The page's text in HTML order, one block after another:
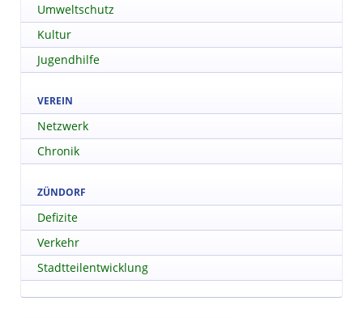
Umweltschutz
Kultur
Jugendhilfe
VEREIN
Netzwerk
Chronik
ZÜNDORF
Defizite
Verkehr
Stadtteilentwicklung